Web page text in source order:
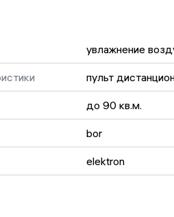
kv.m gacha
uyqu uchun sokin ishlash
boshqarish pulti va taymer
qilish uchun
sozlash
увлажнение
пульт
до 90 кв.м.
bor
elektron